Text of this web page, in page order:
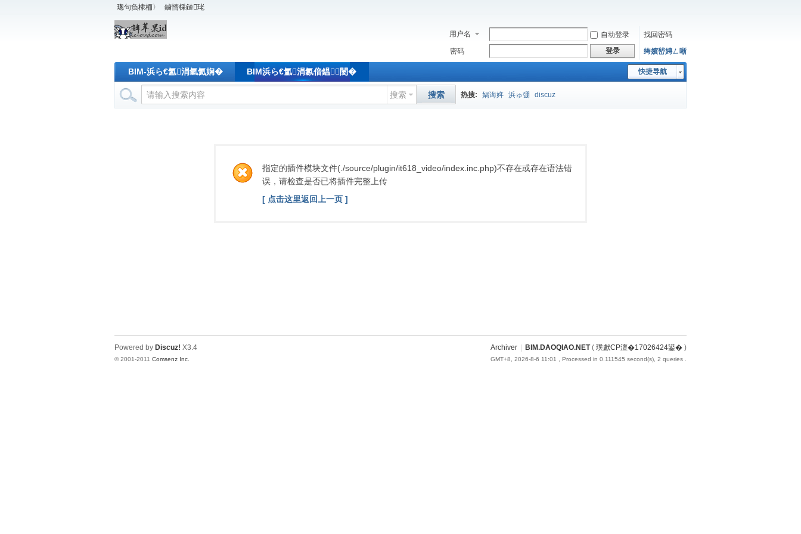
璁句负棣栭〉 鏀惰棌鏈珯
用户名 自动登录
找回密码
密码
登录 绔嬪嵆娉ㄥ唽
快捷导航
BIM-浜ら€氳涓氫氦娴� BIM浜ら€氳涓氱偣鎾闄�
搜索 搜索 热搜: 娲诲姩 浜ゅ弸 discuz
指定的插件模块文件(./source/plugin/it618_video/index.inc.php)不存在或存在语法错
误，请检查是否已将插件完整上传
[ 点击这里返回上一页 ]
Archiver BIM.DAOQIAO.NET( 璞獻CP澶�17026424鍙� )
GMT+8, 2026-8-6 11:01 , Processed in 0.111545 second(s), 2 queries .
Powered by Discuz! X3.4
© 2001-2011 Comsenz Inc.